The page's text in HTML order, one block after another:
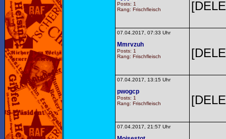
Posts: 1
Rang: Frischfleisch
07.04.2017, 07:33 Uhr
Mmrvzuh
Posts: 1
Rang: Frischfleisch
07.04.2017, 13:15 Uhr
pwogcp
Posts: 1
Rang: Frischfleisch
07.04.2017, 21:57 Uhr